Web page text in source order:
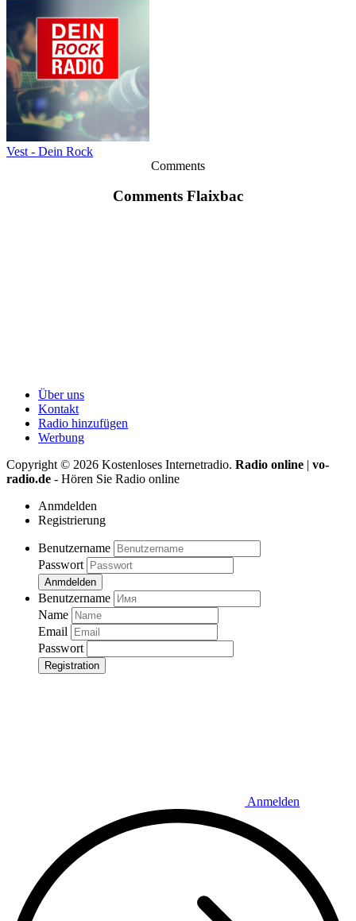
Vest - Dein Rock
Comments
Comments Flaixbac
Über uns
Kontakt
Radio hinzufügen
Werbung
Copyright © 2026 Kostenloses Internetradio. Radio online | vo-
radio.de - Hören Sie Radio online
Anmdelden
Registrierung
Benutzername
Passwort
Anmdelden
Benutzername
Name
Email
Passwort
Registration
Anmelden